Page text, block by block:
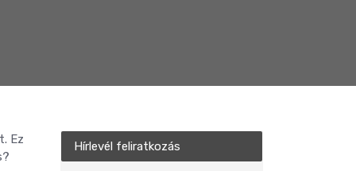
Ez
Hírlevél feliratkozás